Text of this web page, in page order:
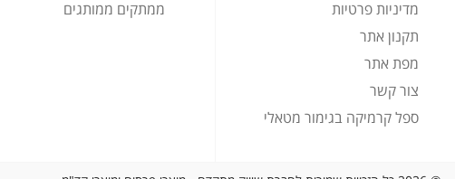
מדיניות פרטיות
תקנון אתר
מפת אתר
צור קשר
ספל קרמיקה בגימור מטאלי
ממתקים ממותגים